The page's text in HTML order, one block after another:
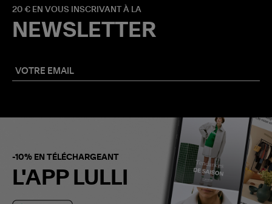
20 € EN VOUS INSCRIVANT À LA
NEWSLETTER
-10% EN TÉLÉCHARGEANT
L'APP LULLI